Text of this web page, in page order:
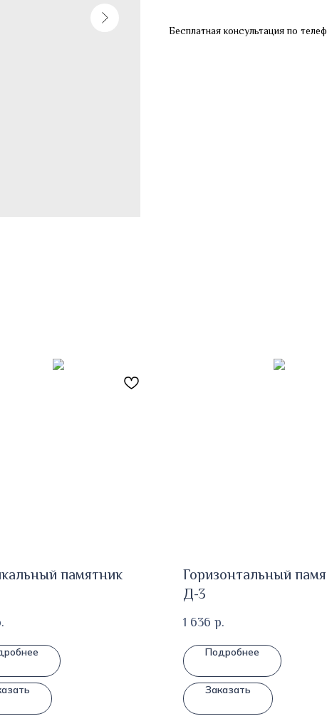
Бесплатная консультация по
памятник
Горизонтальный
Д-3
1 636 р.
Подробнее
Заказать